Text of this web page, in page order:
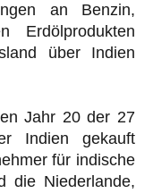
an Benzin,
Erdölprodukten
über Indien
Jahr 20 der 27
Indien gekauft
für indische
die Niederlande,